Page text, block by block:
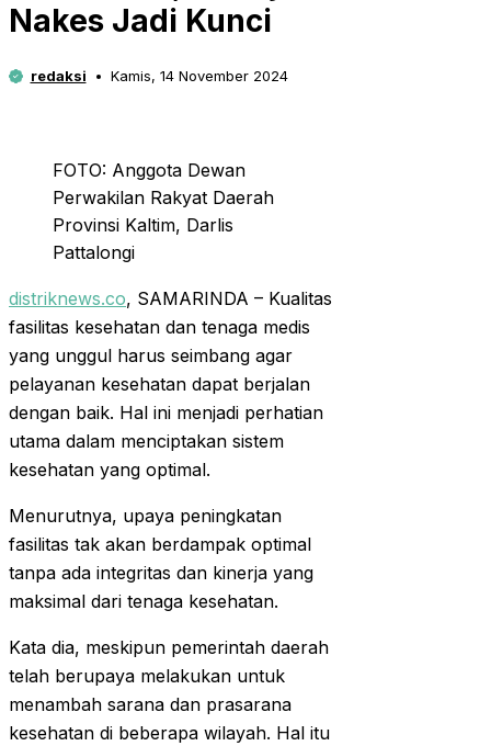
Nakes Jadi Kunci
redaksi Kamis, 14 November 2024
FOTO: Anggota Dewan
Perwakilan Rakyat Daerah
Provinsi Kaltim, Darlis
Pattalongi
distriknews.co, SAMARINDA – Kualitas
fasilitas kesehatan dan tenaga medis
yang unggul harus seimbang agar
pelayanan kesehatan dapat berjalan
dengan baik. Hal ini menjadi perhatian
utama dalam menciptakan sistem
kesehatan yang optimal.
Menurutnya, upaya peningkatan
fasilitas tak akan berdampak optimal
tanpa ada integritas dan kinerja yang
maksimal dari tenaga kesehatan.
Kata dia, meskipun pemerintah daerah
telah berupaya melakukan untuk
menambah sarana dan prasarana
kesehatan di beberapa wilayah. Hal itu